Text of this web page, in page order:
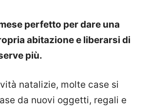
perfetto per dare una
abitazione e liberarsi di
più.
natalizie, molte case si
da nuovi oggetti, regali e